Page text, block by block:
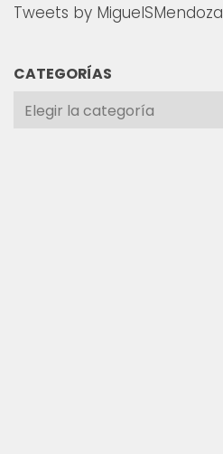
Tweets by MiguelSMendoza
CATEGORÍAS